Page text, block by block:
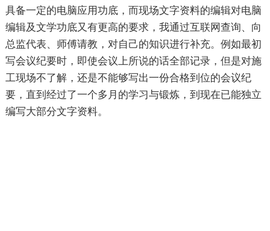
具备一定的电脑应用功底，而现场文字资料的编辑对电脑
编辑及文学功底又有更高的要求，我通过互联网查询、向
总监代表、师傅请教，对自己的知识进行补充。例如最初
写会议纪要时，即使会议上所说的话全部记录，但是对施
工现场不了解，还是不能够写出一份合格到位的会议纪
要，直到经过了一个多月的学习与锻炼，到现在已能独立
编写大部分文字资料。